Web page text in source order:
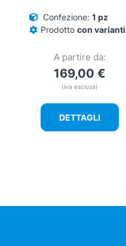
Confezione: 1 pz
Prodotto con varianti
A partire da:
169,00 €
(iva esclusa)
DETTAGLI